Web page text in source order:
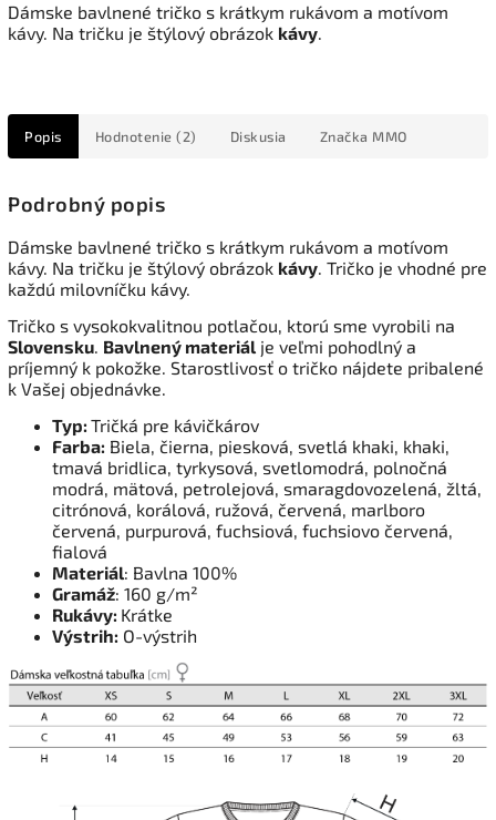
Dámske bavlnené tričko s krátkym rukávom a motívom
kávy. Na tričku je štýlový obrázok kávy.
Popis Hodnotenie (2) Diskusia Značka MMO
Podrobný popis
Dámske bavlnené tričko s krátkym rukávom a motívom
kávy. Na tričku je štýlový obrázok kávy. Tričko je vhodné pre
každú milovníčku kávy.
Tričko s vysokokvalitnou potlačou, ktorú sme vyrobili na
Slovensku. Bavlnený materiál je veľmi pohodlný a
príjemný k pokožke. Starostlivosť o tričko nájdete pribalené
k Vašej objednávke.
Typ: Tričká pre kávičkárov
Farba: Biela, čierna, piesková, svetlá khaki, khaki,
tmavá bridlica, tyrkysová, svetlomodrá, polnočná
modrá, mätová, petrolejová, smaragdovozelená, žltá,
citrónová, korálová, ružová, červená, marlboro
červená, purpurová, fuchsiová, fuchsiovo červená,
fialová
Materiál: Bavlna 100%
Gramáž: 160 g/m²
Rukávy: Krátke
Výstrih: O-výstrih